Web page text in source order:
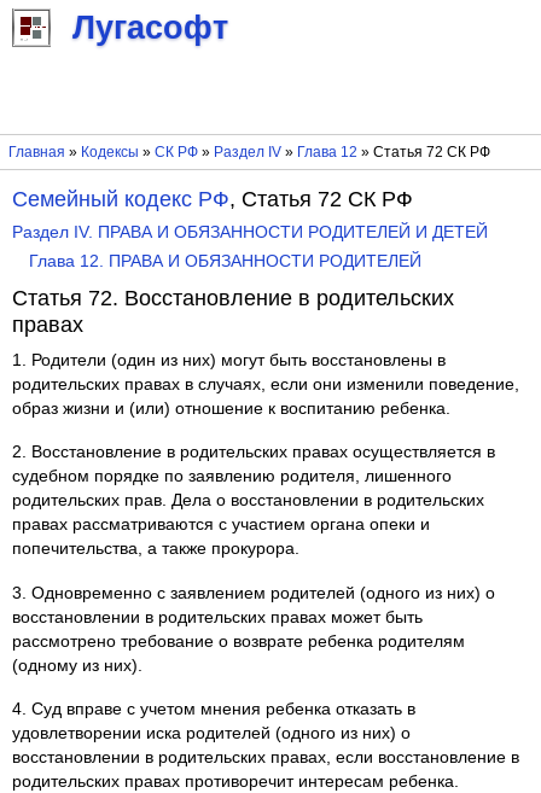
Лугасофт
Главная » Кодексы » СК РФ» Раздел IV» Глава 12 » Статья 72 СК РФ
Семейный кодекс РФ, Статья 72 СК РФ
Раздел IV. ПРАВА И ОБЯЗАННОСТИ РОДИТЕЛЕЙ И ДЕТЕЙ
Глава 12. ПРАВА И ОБЯЗАННОСТИ РОДИТЕЛЕЙ
Статья 72. Восстановление в родительских
правах
1. Родители (один из них) могут быть восстановлены в
родительских правах в случаях, если они изменили поведение,
образ жизни и (или) отношение к воспитанию ребенка.
2. Восстановление в родительских правах осуществляется в
судебном порядке по заявлению родителя, лишенного
родительских прав. Дела о восстановлении в родительских
правах рассматриваются с участием органа опеки и
попечительства, а также прокурора.
3. Одновременно с заявлением родителей (одного из них) о
восстановлении в родительских правах может быть
рассмотрено требование о возврате ребенка родителям
(одному из них).
4. Суд вправе с учетом мнения ребенка отказать в
удовлетворении иска родителей (одного из них) о
восстановлении в родительских правах, если восстановление в
родительских правах противоречит интересам ребенка.